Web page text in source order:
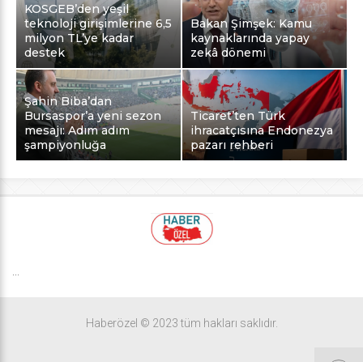
KOSGEB’den yeşil
teknoloji girişimlerine 6,5
milyon TL’ye kadar
destek
Bakan Şimşek: Kamu
kaynaklarında yapay
zekâ dönemi
Şahin Biba’dan
Bursaspor’a yeni sezon
mesajı: Adım adım
şampiyonluğa
Ticaret’ten Türk
ihracatçısına Endonezya
pazarı rehberi
Haberözel © 2023 tüm hakları saklıdır.